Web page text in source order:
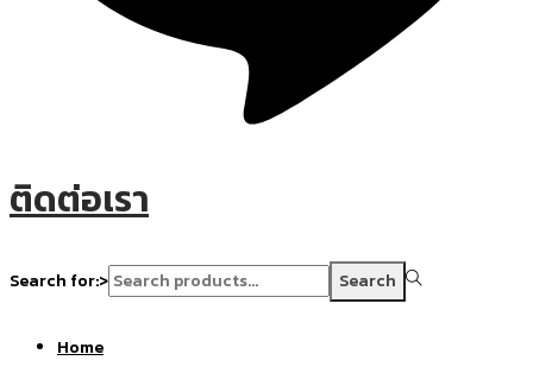
ติดต่อเรา
Search for:> Search
Home